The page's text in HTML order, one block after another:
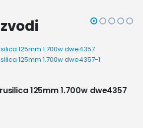
125mm 1.700w dwe4357